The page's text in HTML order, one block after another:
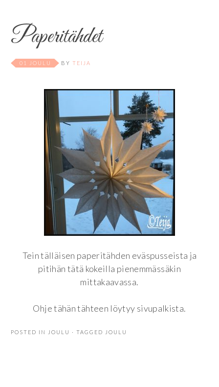
Paperitähdet
01 JOULU BYTEIJA
Tein tälläisen paperitähden eväspusseista ja
pitihän tätä kokeilla pienemmässäkin
mittakaavassa.
Ohje tähän tähteen löytyy sivupalkista.
POSTED IN JOULU · TAGGED JOULU